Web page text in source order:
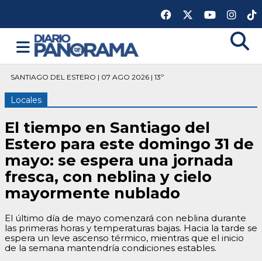
SANTIAGO DEL ESTERO | 07 AGO 2026 | 13º
Locales
El tiempo en Santiago del
Estero para este domingo 31 de
mayo: se espera una jornada
fresca, con neblina y cielo
mayormente nublado
El último día de mayo comenzará con neblina durante
las primeras horas y temperaturas bajas. Hacia la tarde se
espera un leve ascenso térmico, mientras que el inicio
de la semana mantendría condiciones estables.